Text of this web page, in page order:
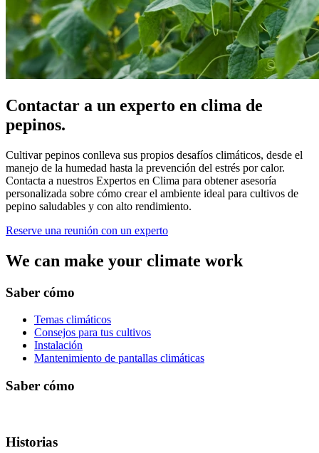
Contactar a un experto en clima de
pepinos.
Cultivar pepinos conlleva sus propios desafíos climáticos, desde el
manejo de la humedad hasta la prevención del estrés por calor.
Contacta a nuestros Expertos en Clima para obtener asesoría
personalizada sobre cómo crear el ambiente ideal para cultivos de
pepino saludables y con alto rendimiento.
Reserve una reunión con un experto
We can make your climate work
Saber cómo
Temas climáticos
Consejos para tus cultivos
Instalación
Mantenimiento de pantallas climáticas
Saber cómo
Historias